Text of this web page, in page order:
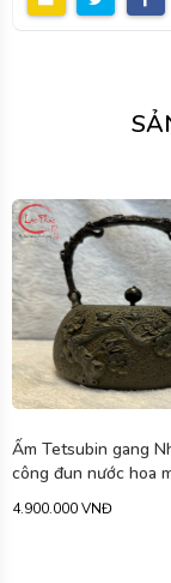
Ấm Tetsubin gang
công đun nước hoa
4.900.000 VNĐ